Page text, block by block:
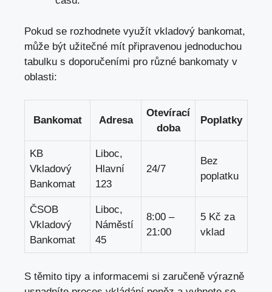
Pokud se rozhodnete využít vkladový bankomat,
může být užitečné mít připravenou jednoduchou
tabulku s doporučeními pro různé bankomaty v
oblasti:
Bankomat Adresa
Otevírací
doba
Poplatky
KB
Vkladový
Bankomat
Liboc,
Hlavní
123
24/7
Bez
poplatku
ČSOB
Vkladový
Bankomat
Liboc,
Náměstí
45
8:00 –
21:00
5 Kč za
vklad
S těmito tipy a informacemi si zaručeně výrazně